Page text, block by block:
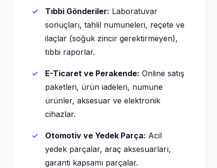
Tıbbi Gönderiler: Laboratuvar
sonuçları, tahlil numuneleri, reçete ve
ilaçlar (soğuk zincir gerektirmeyen),
tıbbi raporlar.
E-Ticaret ve Perakende: Online satış
paketleri, ürün iadeleri, numune
ürünler, aksesuar ve elektronik
cihazlar.
Otomotiv ve Yedek Parça: Acil
yedek parçalar, araç aksesuarları,
garanti kapsamı parçalar.